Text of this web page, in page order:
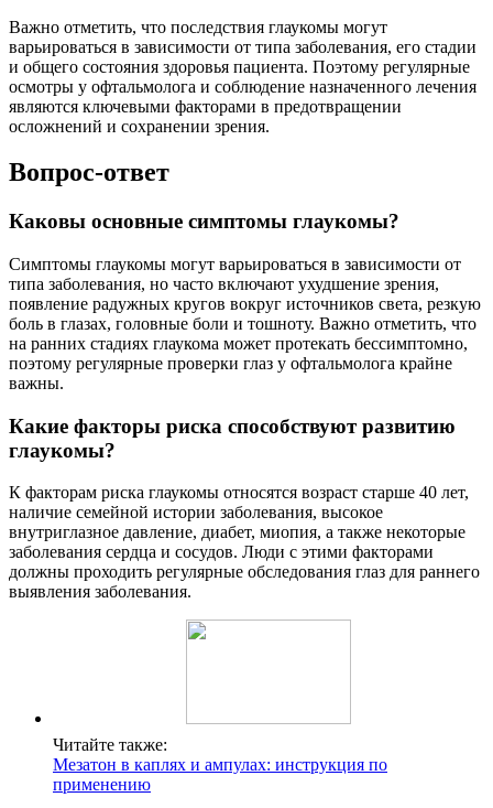
Важно отметить, что последствия глаукомы могут
варьироваться в зависимости от типа заболевания, его стадии
и общего состояния здоровья пациента. Поэтому регулярные
осмотры у офтальмолога и соблюдение назначенного лечения
являются ключевыми факторами в предотвращении
осложнений и сохранении зрения.
Вопрос-ответ
Каковы основные симптомы глаукомы?
Симптомы глаукомы могут варьироваться в зависимости от
типа заболевания, но часто включают ухудшение зрения,
появление радужных кругов вокруг источников света, резкую
боль в глазах, головные боли и тошноту. Важно отметить, что
на ранних стадиях глаукома может протекать бессимптомно,
поэтому регулярные проверки глаз у офтальмолога крайне
важны.
Какие факторы риска способствуют развитию
глаукомы?
К факторам риска глаукомы относятся возраст старше 40 лет,
наличие семейной истории заболевания, высокое
внутриглазное давление, диабет, миопия, а также некоторые
заболевания сердца и сосудов. Люди с этими факторами
должны проходить регулярные обследования глаз для раннего
выявления заболевания.
Читайте также:
Мезатон в каплях и ампулах: инструкция по
применению